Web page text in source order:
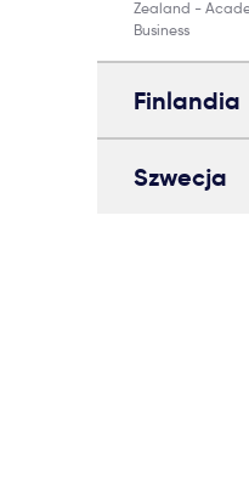
Zealand -
Business
Finlandia
Szwecja